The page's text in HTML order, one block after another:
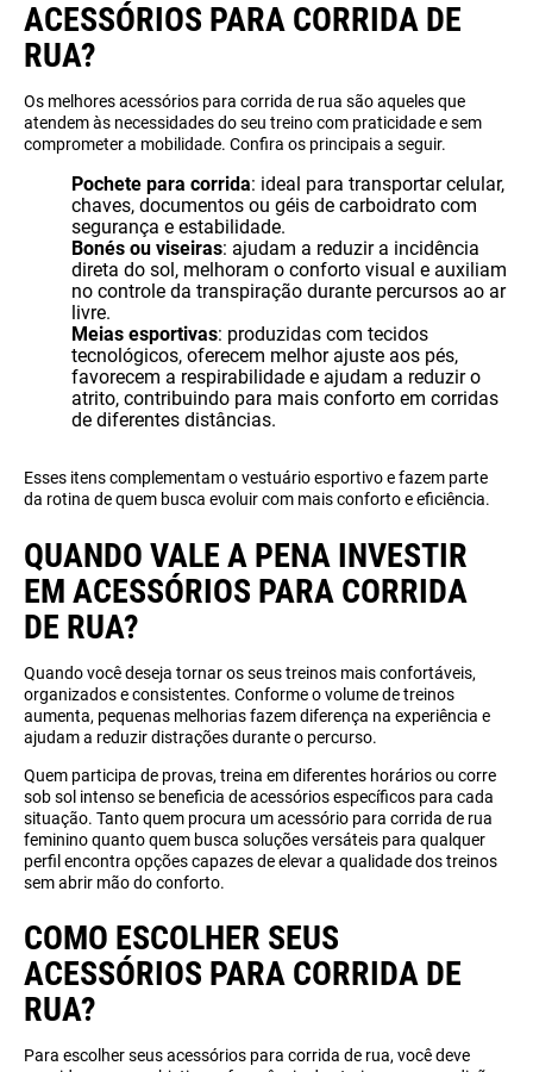
ACESSÓRIOS PARA CORRIDA DE
RUA?
Os melhores acessórios para corrida de rua são aqueles que
atendem às necessidades do seu treino com praticidade e sem
comprometer a mobilidade. Confira os principais a seguir.
Pochete para corrida: ideal para transportar celular,
chaves, documentos ou géis de carboidrato com
segurança e estabilidade.
Bonés ou viseiras: ajudam a reduzir a incidência
direta do sol, melhoram o conforto visual e auxiliam
no controle da transpiração durante percursos ao ar
livre.
Meias esportivas: produzidas com tecidos
tecnológicos, oferecem melhor ajuste aos pés,
favorecem a respirabilidade e ajudam a reduzir o
atrito, contribuindo para mais conforto em corridas
de diferentes distâncias.
Esses itens complementam o vestuário esportivo e fazem parte
da rotina de quem busca evoluir com mais conforto e eficiência.
QUANDO VALE A PENA INVESTIR
EM ACESSÓRIOS PARA CORRIDA
DE RUA?
Quando você deseja tornar os seus treinos mais confortáveis,
organizados e consistentes. Conforme o volume de treinos
aumenta, pequenas melhorias fazem diferença na experiência e
ajudam a reduzir distrações durante o percurso.
Quem participa de provas, treina em diferentes horários ou corre
sob sol intenso se beneficia de acessórios específicos para cada
situação. Tanto quem procura um acessório para corrida de rua
feminino quanto quem busca soluções versáteis para qualquer
perfil encontra opções capazes de elevar a qualidade dos treinos
sem abrir mão do conforto.
COMO ESCOLHER SEUS
ACESSÓRIOS PARA CORRIDA DE
RUA?
Para escolher seus acessórios para corrida de rua, você deve